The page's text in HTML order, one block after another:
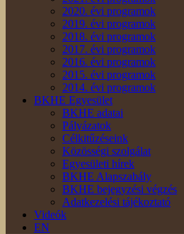
2020. évi programok
2019. évi programok
2018. évi programok
2017. évi programok
2016. évi programok
2015. évi programok
2014. évi programok
BKHE Egyesület
BKHE adatai
Pályázatok
Célkitűzéseink
Közösségi szolgálat
Egyesületi hírek
BKHE Alapszabály
BKHE bejegyzési végzés
Adatkezelési tájékoztató
Videók
EN